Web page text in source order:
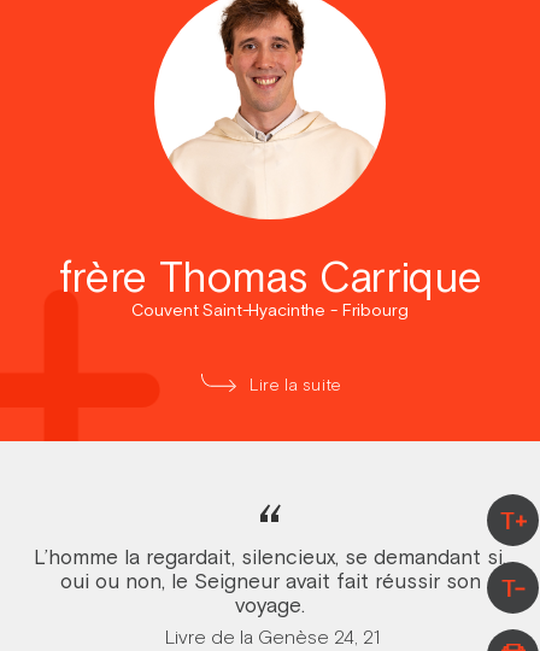
frère Thomas Carrique
Couvent Saint-Hyacinthe - Fribourg
Lire la suite
T+
T-
“
L’homme la regardait, silencieux, se demandant si,
oui ou non, le Seigneur avait fait réussir son
voyage.
Livre de la Genèse 24, 21